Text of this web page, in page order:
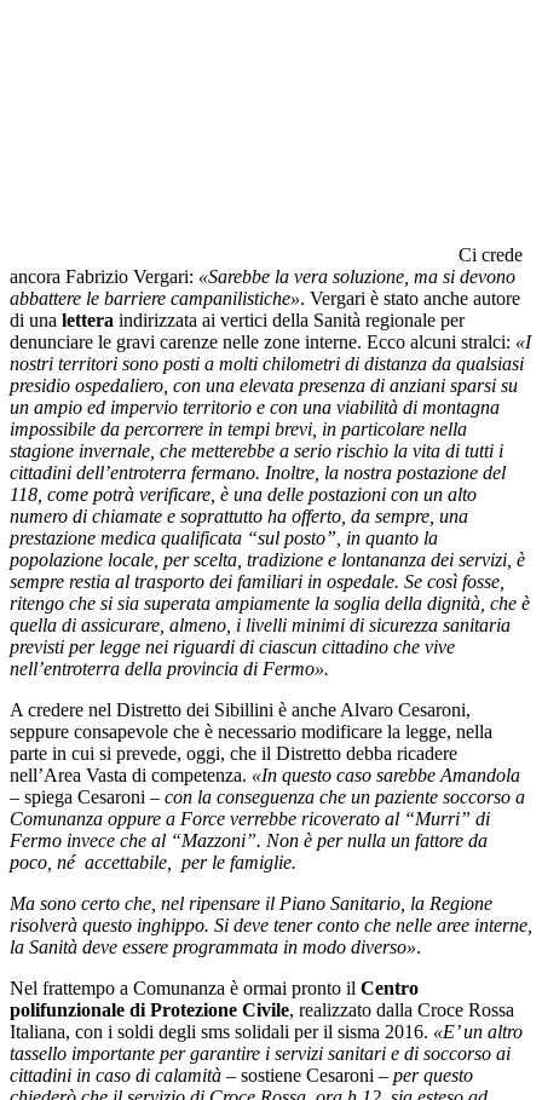
Ci crede
ancora Fabrizio Vergari: «Sarebbe la vera soluzione, ma si devono
abbattere le barriere campanilistiche». Vergari è stato anche autore
di una lettera indirizzata ai vertici della Sanità regionale per
denunciare le gravi carenze nelle zone interne. Ecco alcuni stralci: «I
nostri territori sono posti a molti chilometri di distanza da qualsiasi
presidio ospedaliero, con una elevata presenza di anziani sparsi su
un ampio ed impervio territorio e con una viabilità di montagna
impossibile da percorrere in tempi brevi, in particolare nella
stagione invernale, che metterebbe a serio rischio la vita di tutti i
cittadini dell’entroterra fermano. Inoltre, la nostra postazione del
118, come potrà verificare, è una delle postazioni con un alto
numero di chiamate e soprattutto ha offerto, da sempre, una
prestazione medica qualificata “sul posto”, in quanto la
popolazione locale, per scelta, tradizione e lontananza dei servizi, è
sempre restia al trasporto dei familiari in ospedale. Se così fosse,
ritengo che si sia superata ampiamente la soglia della dignità, che è
quella di assicurare, almeno, i livelli minimi di sicurezza sanitaria
previsti per legge nei riguardi di ciascun cittadino che vive
nell’entroterra della provincia di Fermo».
A credere nel Distretto dei Sibillini è anche Alvaro Cesaroni,
seppure consapevole che è necessario modificare la legge, nella
parte in cui si prevede, oggi, che il Distretto debba ricadere
nell’Area Vasta di competenza. «In questo caso sarebbe Amandola
– spiega Cesaroni – con la conseguenza che un paziente soccorso a
Comunanza oppure a Force verrebbe ricoverato al “Murri” di
Fermo invece che al “Mazzoni”. Non è per nulla un fattore da
poco, né accettabile, per le famiglie.
Ma sono certo che, nel ripensare il Piano Sanitario, la Regione
risolverà questo inghippo. Si deve tener conto che nelle aree interne,
la Sanità deve essere programmata in modo diverso».
Nel frattempo a Comunanza è ormai pronto il Centro
polifunzionale di Protezione Civile, realizzato dalla Croce Rossa
Italiana, con i soldi degli sms solidali per il sisma 2016. «E’ un altro
tassello importante per garantire i servizi sanitari e di soccorso ai
cittadini in caso di calamità – sostiene Cesaroni – per questo